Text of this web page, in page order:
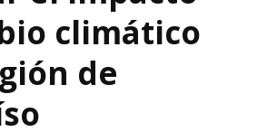
climático
de